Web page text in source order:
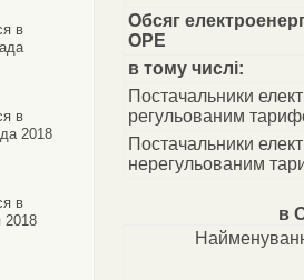
в
в
2018
в
2018
Обсяг
ОРЕ
в тому числі:
Постачальники
регульованим
Постачальники
нерегульованим
в